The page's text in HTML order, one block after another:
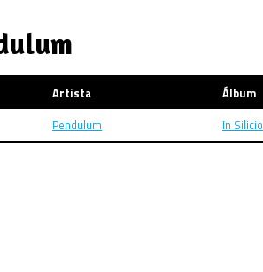
Artista Álbum
Pendulum In Silicio